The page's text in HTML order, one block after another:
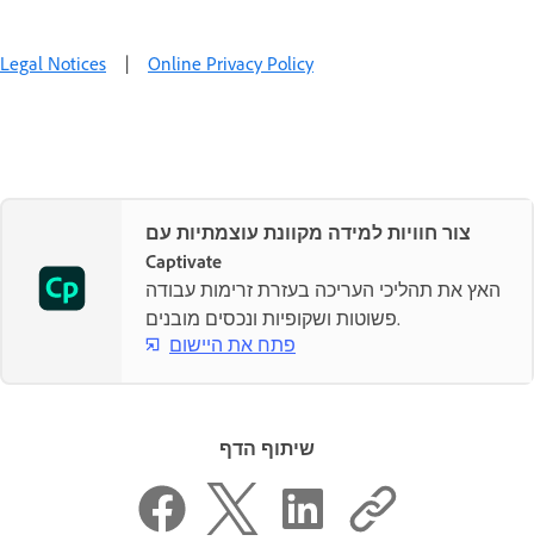
Legal Notices | Online Privacy Policy
צור חוויות למידה מקוונת עוצמתיות עם
Captivate
האץ את תהליכי העריכה בעזרת זרימות עבודה
פשוטות ושקופיות ונכסים מובנים.
פתח את היישום
שיתוף הדף